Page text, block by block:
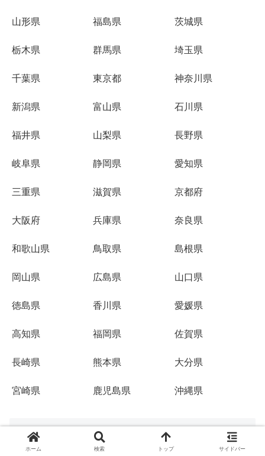
山形県 福島県 茨城県
栃木県 群馬県 埼玉県
千葉県 東京都 神奈川県
新潟県 富山県 石川県
福井県 山梨県 長野県
岐阜県 静岡県 愛知県
三重県 滋賀県 京都府
大阪府 兵庫県 奈良県
和歌山県 鳥取県 島根県
岡山県 広島県 山口県
徳島県 香川県 愛媛県
高知県 福岡県 佐賀県
長崎県 熊本県 大分県
宮崎県 鹿児島県 沖縄県
キャンドゥ商品検索
ホーム 検索 トップ サイドバー